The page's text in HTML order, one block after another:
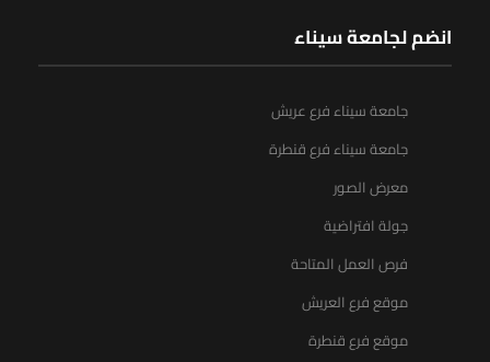
انضم لجامعة سيناء
جامعة سيناء فرع عريش
جامعة سيناء فرع قنطرة
معرض الصور
جولة افتراضية
فرص العمل المتاحة
موقع فرع العريش
موقع فرع قنطرة